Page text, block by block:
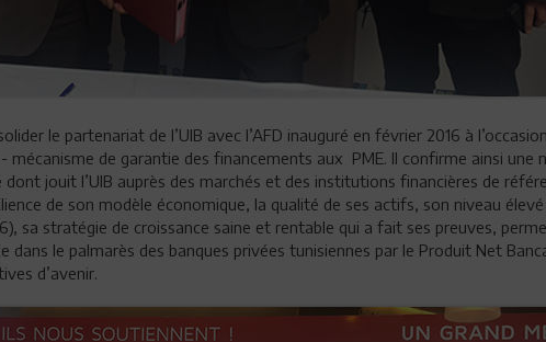
le partenariat de l’UIB avec l’AFD inauguré en février 2016 à
mécanisme de garantie des financements aux PME. Il confirme ainsi une
jouit l’UIB auprès des marchés et des institutions financières de
de son modèle économique, la qualité de ses actifs, son niveau élevé
sa stratégie de croissance saine et rentable qui a fait ses preuves,
dans le palmarès des banques privées tunisiennes par le Produit Net
d’avenir.